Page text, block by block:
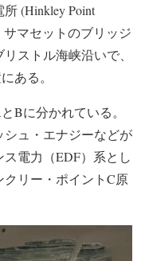
(Hinkley Point
サマセットのブリッジ
ストル海峡沿いで、
ある。
Bに分かれている。
ュ・エナジーなどが
電力（EDF）系とし
リー・ポイントC原